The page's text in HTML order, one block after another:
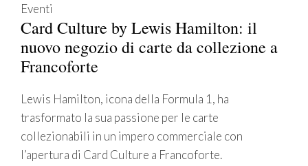
Eventi
Card Culture by Lewis Hamilton: il
nuovo negozio di carte da collezione a
Francoforte
Lewis Hamilton, icona della Formula 1, ha
trasformato la sua passione per le carte
collezionabili in un impero commerciale con
l’apertura di Card Culture a Francoforte.